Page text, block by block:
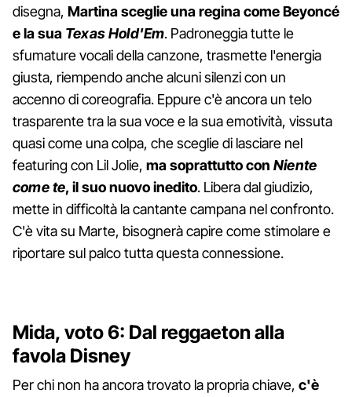
disegna, Martina sceglie una regina come Beyoncé
e la sua Texas Hold'Em. Padroneggia tutte le
sfumature vocali della canzone, trasmette l'energia
giusta, riempendo anche alcuni silenzi con un
accenno di coreografia. Eppure c'è ancora un telo
trasparente tra la sua voce e la sua emotività, vissuta
quasi come una colpa, che sceglie di lasciare nel
featuring con Lil Jolie, ma soprattutto con Niente
come te, il suo nuovo inedito. Libera dal giudizio,
mette in difficoltà la cantante campana nel confronto.
C'è vita su Marte, bisognerà capire come stimolare e
riportare sul palco tutta questa connessione.
Mida, voto 6: Dal reggaeton alla
favola Disney
Per chi non ha ancora trovato la propria chiave, c'è